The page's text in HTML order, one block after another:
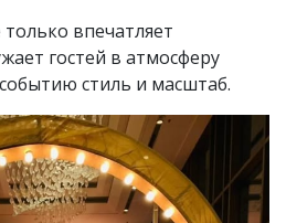
впечатляет
гостей в атмосферу
стиль и масштаб.